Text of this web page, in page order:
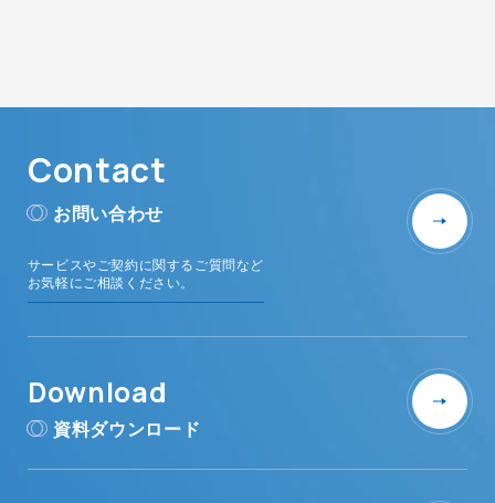
Contact
お問い合わせ
サービスやご契約に関するご質問など
お気軽にご相談ください。
Download
資料ダウンロード